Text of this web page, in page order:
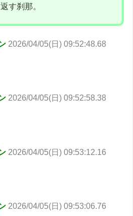
す刹那。
2026/04/05(日) 09:52:48.68
2026/04/05(日) 09:52:58.38
2026/04/05(日) 09:53:12.16
2026/04/05(日) 09:53:06.76